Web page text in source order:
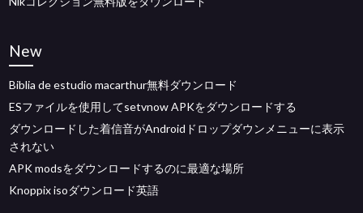
New
Biblia de estudio macarthur無料ダウンロード
ESファイルを使用してsetvnow APKをダウンロードする
ダウンロードした着信音がAndroidドロップダウンメニューに表示
されない
APK modsをダウンロードするのに最適な場所
Knoppix isoダウンロード英語